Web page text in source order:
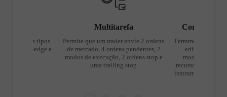
todos os tipos
- hedge e
Multitarefa
Permite que um trader envie 2 ordens
de mercado, 4 ordens pendentes, 2
modos de execução, 2 ordens stop e
uma trailing stop
Conjunto de
Ferramentas para
editar cores e
modelos
recursos
instrumentos